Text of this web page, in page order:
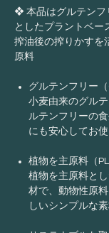
❖ 本品はグルテンフ
としたプラントベー
搾油後の搾りかすを
原料
グルテンフリー（
小麦由来のグル
ルテンフリーの
にも安心してお
植物を主原料（
植物を主原料と
材で、動物性原
しいシンプルな